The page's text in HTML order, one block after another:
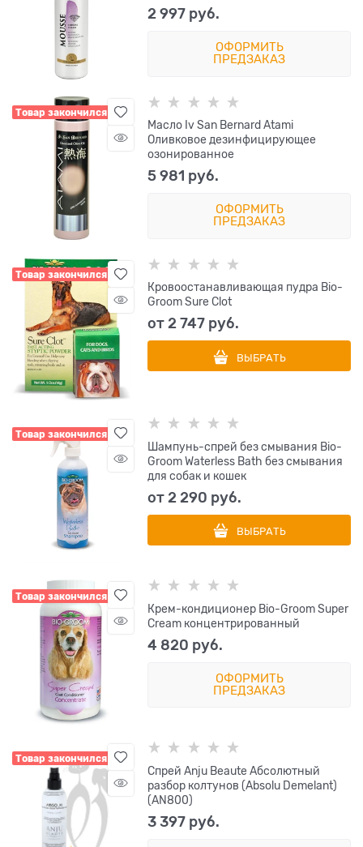
2 997 руб.
ОФОРМИТЬ
ПРЕДЗАКАЗ
Товар закончился
Масло Iv San Bernard Atami
Оливковое дезинфицирующее
озонированное
5 981 руб.
ОФОРМИТЬ
ПРЕДЗАКАЗ
Товар закончился
Кровоостанавливающая пудра Bio-
Groom Sure Clot
от2 747 руб.
ВЫБРАТЬ
Товар закончился
Шампунь-спрей без смывания Bio-
Groom Waterless Bath без смывания
для собак и кошек
от2 290 руб.
ВЫБРАТЬ
Товар закончился
Крем-кондиционер Bio-Groom Super
Cream концентрированный
4 820 руб.
ОФОРМИТЬ
ПРЕДЗАКАЗ
Товар закончился
Спрей Anju Beaute Абсолютный
разбор колтунов (Absolu Demelant)
(AN800)
3 397 руб.